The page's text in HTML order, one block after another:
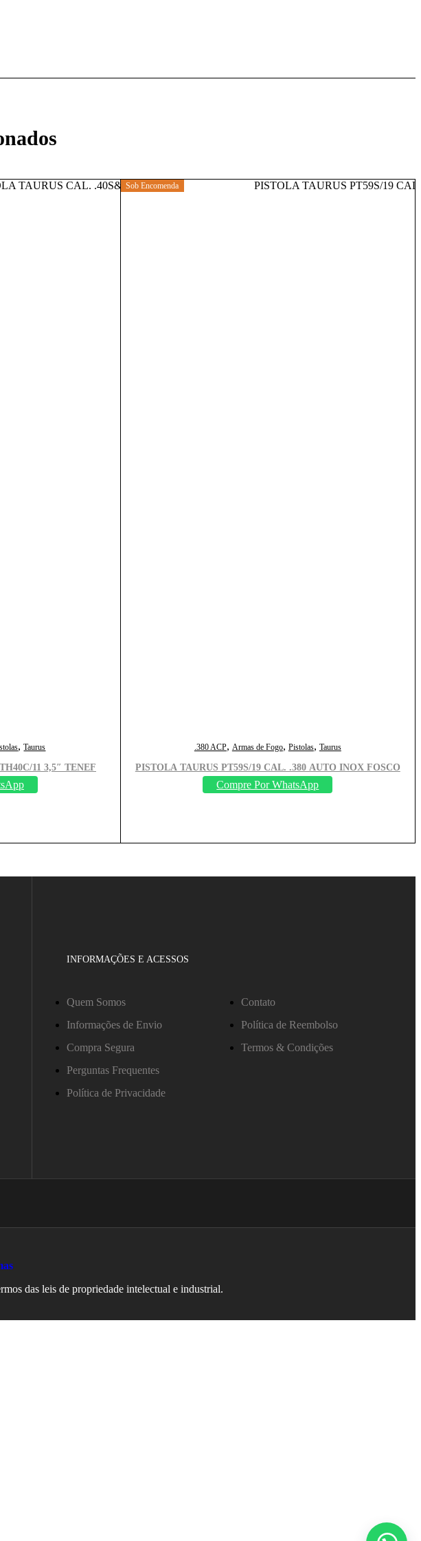
,Taurus
11 3,5″ TENEF
Sob Encomenda
.380 ACP, Armas de Fogo, Pistolas, Taurus
PISTOLA TAURUS PT59S/19 CAL. .380 AUTO INOX FOSCO
Compre Por WhatsApp
INFORMAÇÕES E ACESSOS
Quem Somos
Informações de Envio
Compra Segura
Perguntas Frequentes
Política de Privacidade
Contato
Política de Reembolso
Termos & Condições
das leis de propriedade intelectual e industrial.